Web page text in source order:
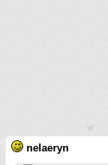
nelaeryn